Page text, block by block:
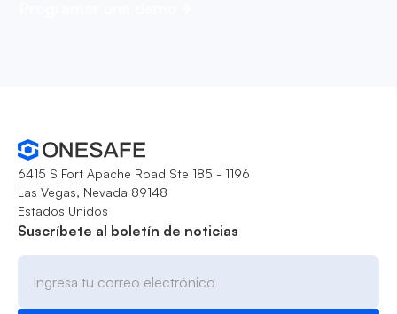
6415 S Fort Apache Road Ste 185 - 1196
Las Vegas, Nevada 89148
Estados Unidos
Suscríbete al boletín de noticias